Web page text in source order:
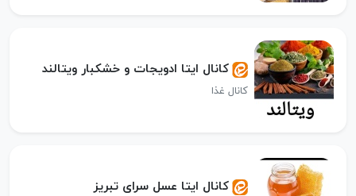
کانال ایتا ادویجات و خشکبار ویتالند
کانال غذا
کانال ایتا عسل سرای تبریز